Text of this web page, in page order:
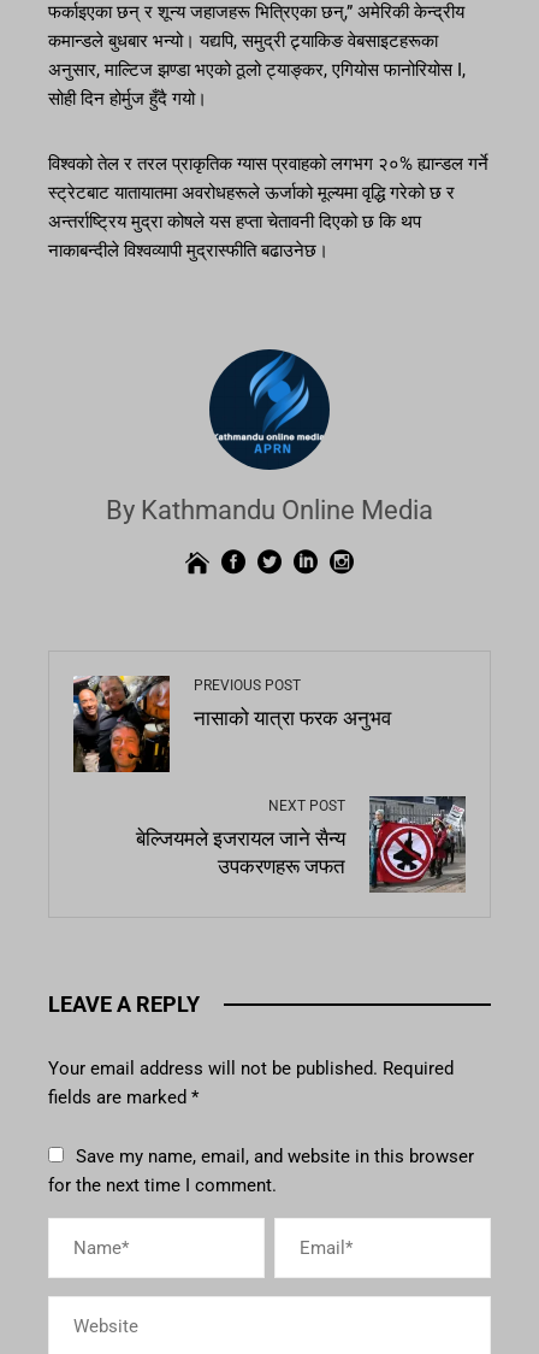
फर्काइएका छन् र शून्य जहाजहरू भित्रिएका छन्,” अमेरिकी केन्द्रीय
कमान्डले बुधबार भन्यो। यद्यपि, समुद्री ट्र्याकिङ वेबसाइटहरूका
अनुसार, माल्टिज झण्डा भएको ठूलो ट्याङ्कर, एगियोस फानोरियोस I,
सोही दिन होर्मुज हुँदै गयो।
विश्वको तेल र तरल प्राकृतिक ग्यास प्रवाहको लगभग २०% ह्यान्डल गर्ने
स्ट्रेटबाट यातायातमा अवरोधहरूले ऊर्जाको मूल्यमा वृद्धि गरेको छ र
अन्तर्राष्ट्रिय मुद्रा कोषले यस हप्ता चेतावनी दिएको छ कि थप
नाकाबन्दीले विश्वव्यापी मुद्रास्फीति बढाउनेछ।
By Kathmandu Online Media
PREVIOUS POST
नासाको यात्रा फरक अनुभव
NEXT POST
बेल्जियमले इजरायल जाने सैन्य
उपकरणहरू जफत
LEAVE A REPLY
Your email address will not be published. Required
fields are marked *
Save my name, email, and website in this browser
for the next time I comment.